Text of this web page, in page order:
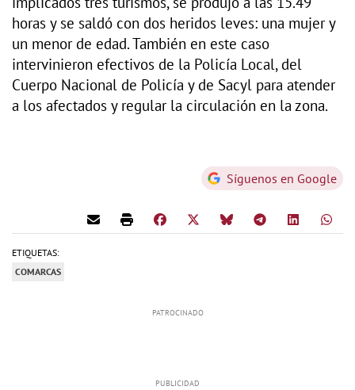
horas y se saldó con dos heridos leves: una mujer y
un menor de edad. También en este caso
intervinieron efectivos de la Policía Local, del
Cuerpo Nacional de Policía y de Sacyl para atender
a los afectados y regular la circulación en la zona.
Síguenos en Google
ETIQUETAS:
COMARCAS